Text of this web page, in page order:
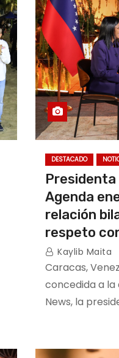
DESTACADO
Presidenta
Agenda
relación
respeto
Kaylib Maita
Caracas,
concedida a la
News, la